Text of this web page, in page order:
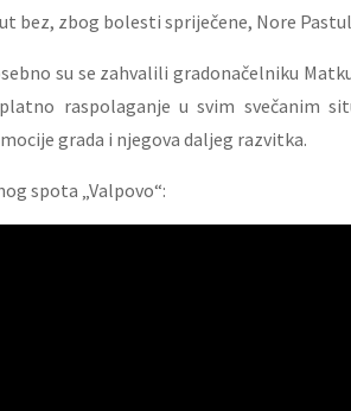
bez, zbog bolesti spriječene, Nore
su se zahvalili gradonačelniku
raspolaganje u svim svečanim
grada i njegova daljeg razvitka.
spota „Valpovo“: